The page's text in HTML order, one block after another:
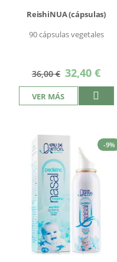
ReishiNUA (cápsulas)
90 cápsulas vegetales
36,00 € Precio
especial
32,40 €
VER MÁS
-9%